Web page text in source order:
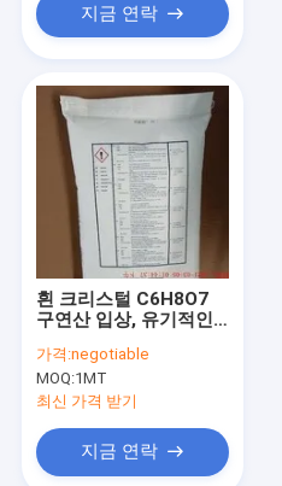
제품
우리에 대하여
공장 여행
품질 관리
뉴스
경우
지금 연락
흰 크리스털 C6H8O7
구연산 입상, 유기적인
가격:negotiable
MOQ:1MT
최신 가격 받기
지금 연락